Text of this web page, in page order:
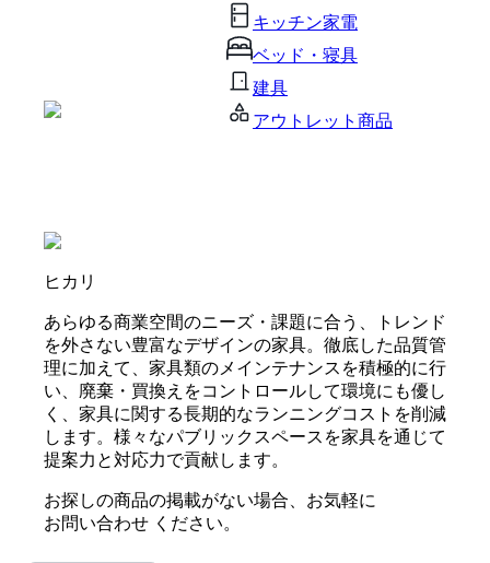
キッチン家電
ベッド・寝具
建具
アウトレット商品
ヒカリ
あらゆる商業空間のニーズ・課題に合う、トレンド
を外さない豊富なデザインの家具。徹底した品質管
理に加えて、家具類のメインテナンスを積極的に行
い、廃棄・買換えをコントロールして環境にも優し
く、家具に関する長期的なランニングコストを削減
します。様々なパブリックスペースを家具を通じて
提案力と対応力で貢献します。
お探しの商品の掲載がない場合、お気軽に
お問い合わせ ください。